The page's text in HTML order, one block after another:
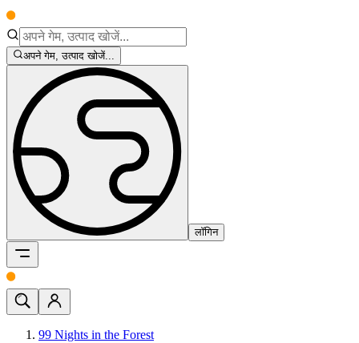
अपने गेम, उत्पाद खोजें...
लॉगिन
99 Nights in the Forest